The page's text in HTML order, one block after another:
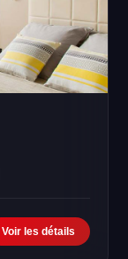
Voir les détails